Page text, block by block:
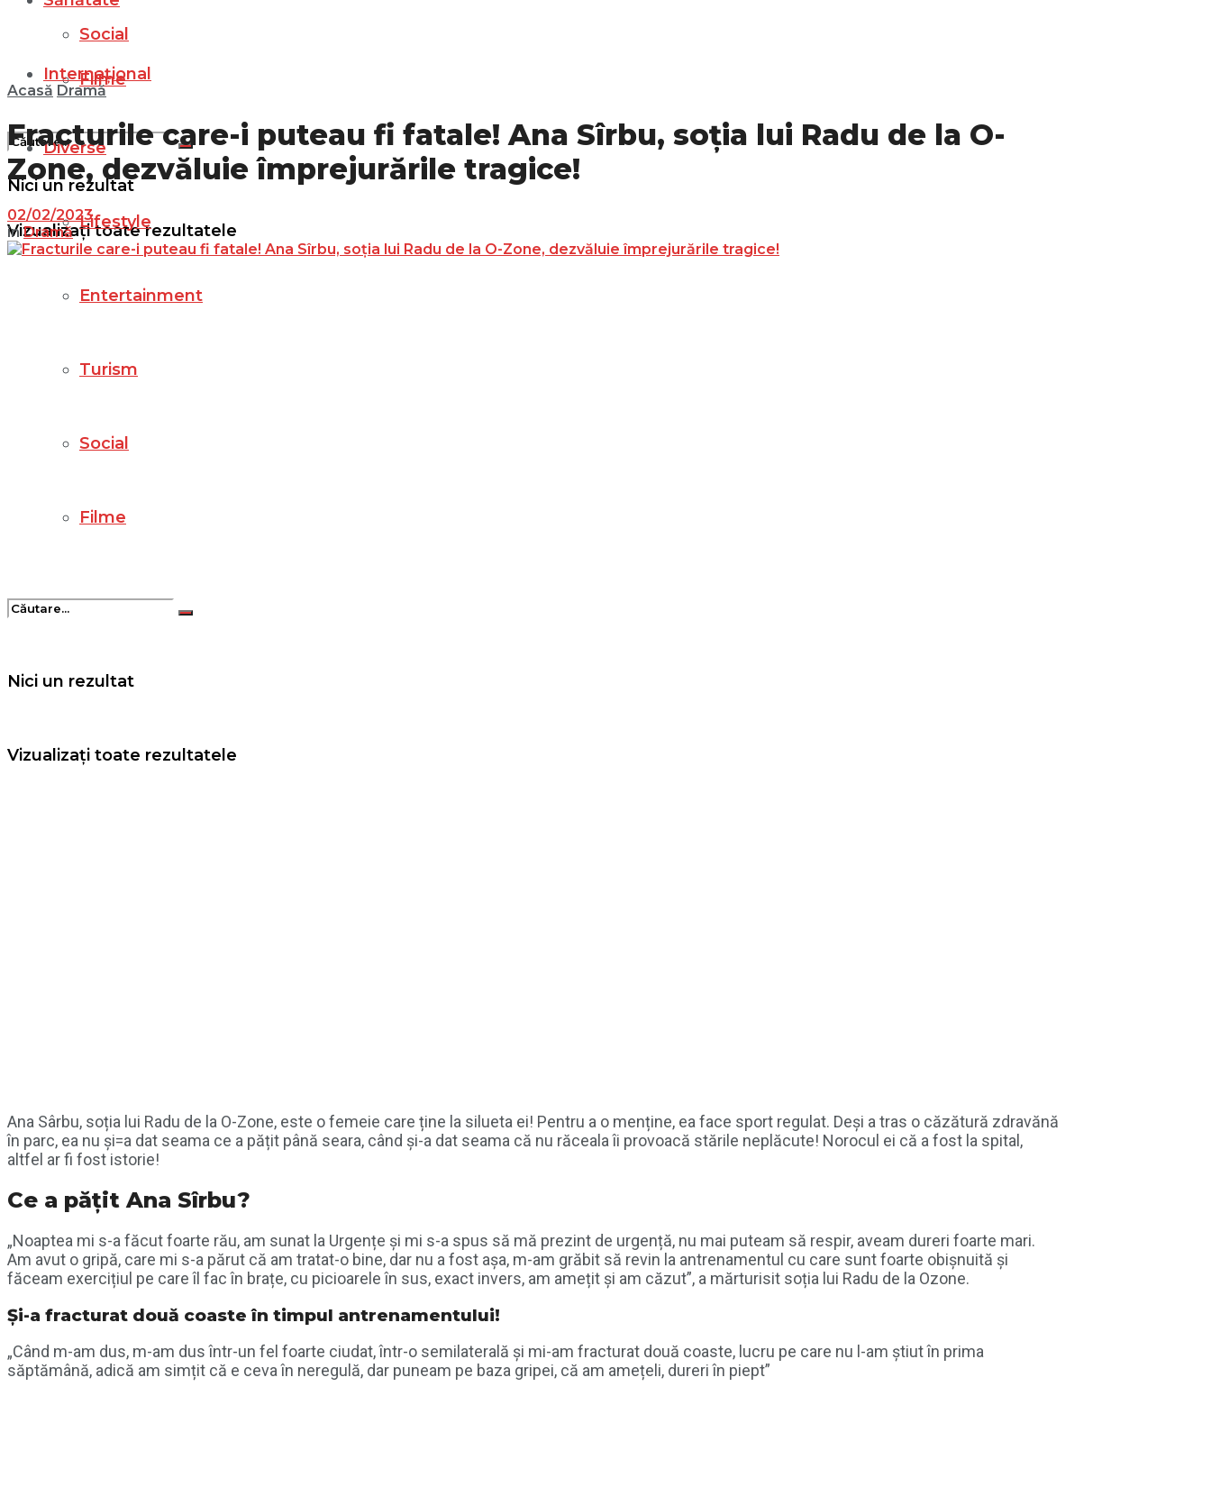
Social
Filme
Nici un rezultat
Vizualizați toate rezultatele
Internațional
Diverse
Lifestyle
Entertainment
Turism
Social
Filme
Nici un rezultat
Vizualizați toate rezultatele
Acasă Dramă
Fracturile care-i puteau fi fatale! Ana Sîrbu, soția lui Radu de la O-
Zone, dezvăluie împrejurările tragice!
02/02/2023
in Dramă
Ana Sârbu, soția lui Radu de la O-Zone, este o femeie care ține la silueta ei! Pentru a o menține, ea face sport regulat. Deși a tras o căzătură zdravănă
în parc, ea nu și=a dat seama ce a pățit până seara, când și-a dat seama că nu răceala îi provoacă stările neplăcute! Norocul ei că a fost la spital,
altfel ar fi fost istorie!
Ce a pățit Ana Sîrbu?
„Noaptea mi s-a făcut foarte rău, am sunat la Urgențe și mi s-a spus să mă prezint de urgență, nu mai puteam să respir, aveam dureri foarte mari.
Am avut o gripă, care mi s-a părut că am tratat-o bine, dar nu a fost așa, m-am grăbit să revin la antrenamentul cu care sunt foarte obișnuită și
făceam exercițiul pe care îl fac în brațe, cu picioarele în sus, exact invers, am amețit și am căzut”, a mărturisit soția lui Radu de la Ozone.
Și-a fracturat două coaste în timpul antrenamentului!
„Când m-am dus, m-am dus într-un fel foarte ciudat, într-o semilaterală și mi-am fracturat două coaste, lucru pe care nu l-am știut în prima
săptămână, adică am simțit că e ceva în neregulă, dar puneam pe baza gripei, că am amețeli, dureri în piept”